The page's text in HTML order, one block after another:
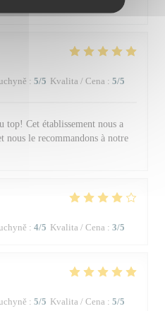
: 5/5 Kvalita / Cena : 5/5
top! Cet établissement nous a
nous le recommandons à notre
: 4/5 Kvalita / Cena : 3/5
: 5/5 Kvalita / Cena : 5/5